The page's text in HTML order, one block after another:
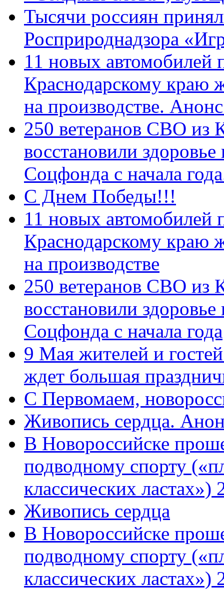
Тысячи россиян
Росприроднадзора
11 новых автомобилей
Краснодарскому краю
на производстве.
250 ветеранов СВО из
восстановили
Соцфонда с начала
С Днем Победы!!!
11 новых автомобилей
Краснодарскому краю
на производстве
250 ветеранов СВО из
восстановили
Соцфонда с начала года
9 Мая жителей и
ждет большая
C Первомаем,
Живопись сердца.
В Новороссийске
подводному спорту
классических
Живопись сердца
В Новороссийске
подводному спорту
классических ластах»)